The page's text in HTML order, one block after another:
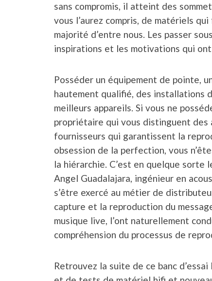
sans compromis, il atteint des
vous l’aurez compris, de matériels
majorité d’entre nous. Les passer
inspirations et les motivations qui
Posséder un équipement de pointe,
hautement qualifié, des installations
meilleurs appareils. Si vous ne
propriétaire qui vous distinguent des
fournisseurs qui garantissent la
obsession de la perfection, vous
la hiérarchie. C’est en quelque sorte
Angel Guadalajara, ingénieur en
s’être exercé au métier de
capture et la reproduction du
musique live, l’ont naturellement
compréhension du processus de
Retrouvez la suite de ce banc